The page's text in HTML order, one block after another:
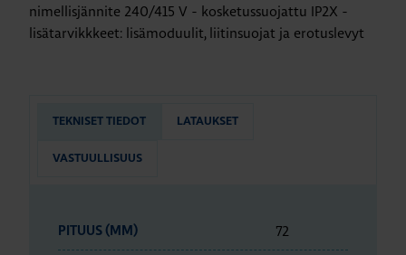
nimellisjännite 240/415 V - kosketussuojattu IP2X -
lisätarvikkkeet: lisämoduulit, liitinsuojat ja erotuslevyt
TEKNISET TIEDOT LATAUKSET
VASTUULLISUUS
PITUUS (MM) 72